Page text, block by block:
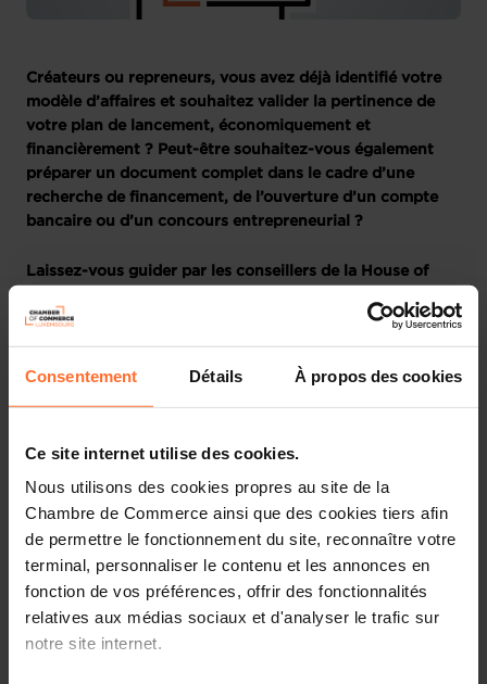
Consentement Détails À propos des cookies
Ce site internet utilise des cookies.
Nous utilisons des cookies propres au site de la
Chambre de Commerce ainsi que des cookies tiers afin
de permettre le fonctionnement du site, reconnaître votre
terminal, personnaliser le contenu et les annonces en
fonction de vos préférences, offrir des fonctionnalités
relatives aux médias sociaux et d'analyser le trafic sur
notre site internet.
Créateurs ou repreneurs, vous avez déjà identifié votre
modèle d’affaires et souhaitez valider la pertinence de
votre plan de lancement, économiquement et
financièrement ? Peut-être souhaitez-vous également
préparer un document complet dans le cadre d’une
recherche de financement, de l’ouverture d’un compte
bancaire ou d’un concours entrepreneurial ?
Laissez-vous guider par les conseillers de la House of
entrepreneurs au Luxembourg
Participez à notre prochaine session dédiée aux
tutoriel divisé en 2 parties, suivi d’une session de
questions-réponses en direct.
Voici un aperçu des thématiques abordées.
Première partie : Business Plan